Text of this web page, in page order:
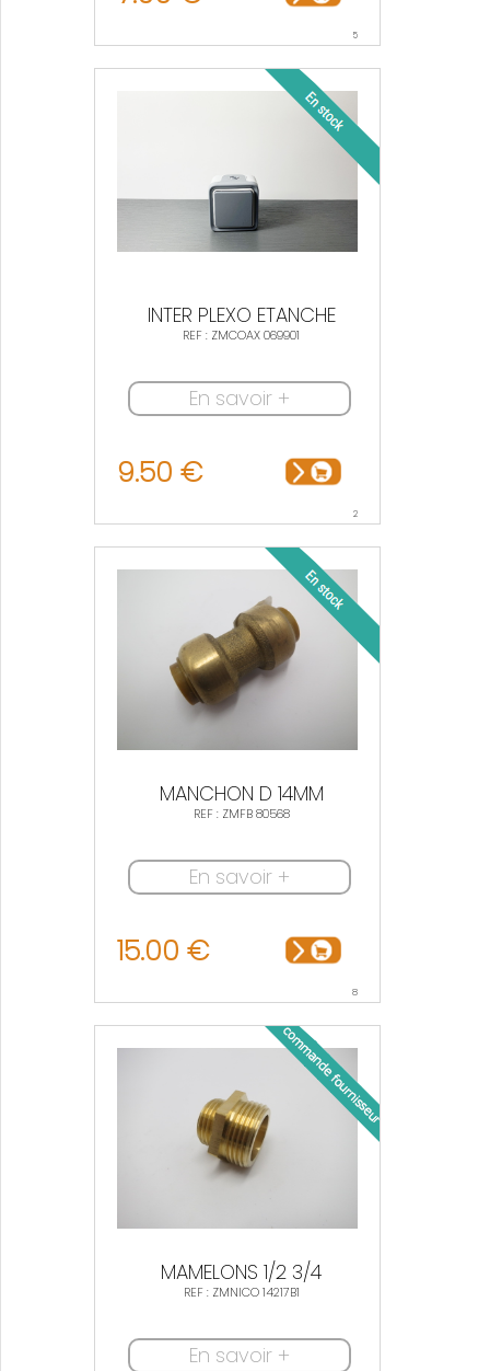
5
INTER PLEXO ETANCHE
REF : ZMCOAX 069901
En savoir +
9.50 €
2
MANCHON D 14MM
REF : ZMFB 80568
En savoir +
15.00 €
8
MAMELONS 1/2 3/4
REF : ZMNICO 14217B1
En savoir +